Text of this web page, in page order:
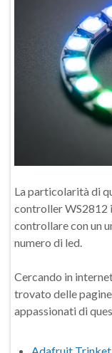
La particolarità di
controller WS2812
controllare con un
numero di led.
Cercando in
trovato delle
appassionati di